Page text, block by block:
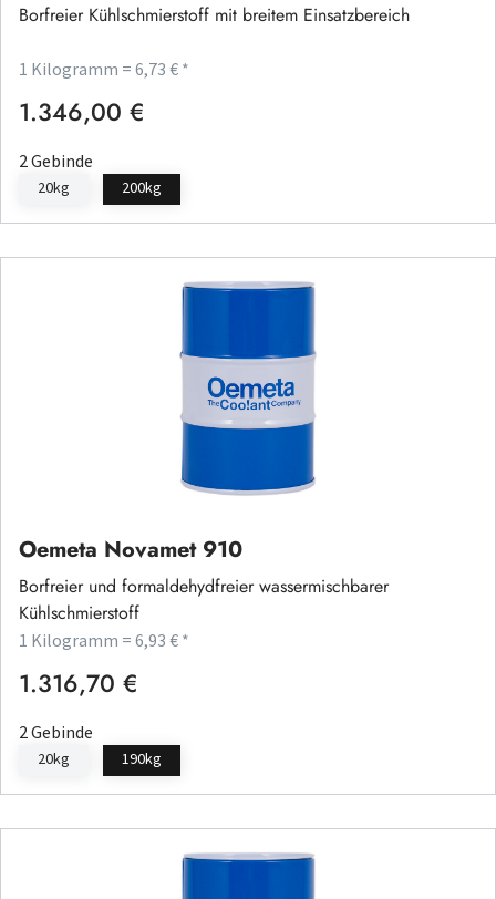
Borfreier Kühlschmierstoff mit breitem Einsatzbereich
1 Kilogramm = 6,73 € *
Regulärer Preis:
1.346,00 €
2 Gebinde
20kg 200kg
Oemeta Novamet 910
Borfreier und formaldehydfreier wassermischbarer
Kühlschmierstoff
1 Kilogramm = 6,93 € *
Regulärer Preis:
1.316,70 €
2 Gebinde
20kg 190kg